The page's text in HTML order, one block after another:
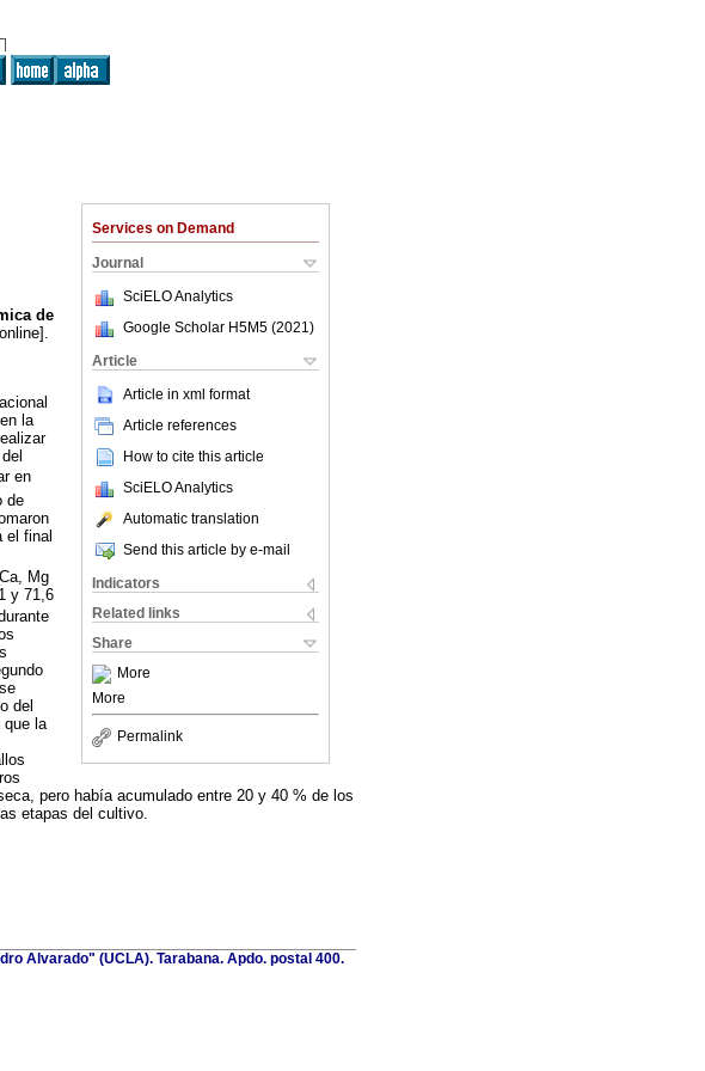
Services on Demand
Journal
SciELO Analytics
Google Scholar H5M5 (2021 )
Article
Article in xml format
Article references
How to cite this article
SciELO Analytics
Automatic translation
Send this article by e-mail
Indicators
Related links
Share
More
More
Permalink
de
la
en
de
el final
Mg
y 71,6
del
que la
pero había acumulado entre 20 y 40 % de los
etapas del cultivo.
Alvarado" (UCLA). Tarabana. Apdo. postal 400.